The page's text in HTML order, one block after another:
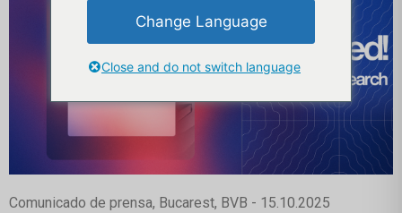
Comunicado de prensa, Bucarest, BVB - 15.10.2025
Change Language
Close and do not switch language